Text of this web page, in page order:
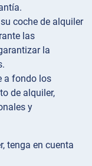
coche de alquiler
las
la
a fondo los
de alquiler,
y
tenga en cuenta